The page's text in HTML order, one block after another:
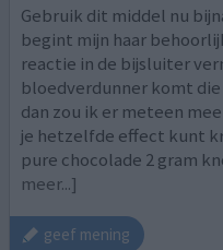
Gebruik dit middel nu
begint mijn haar
reactie in de bijsluiter
bloedverdunner komt
dan zou ik er meteen
je hetzelfde effect kunt
pure chocolade 2 gram
meer...]
geef mening